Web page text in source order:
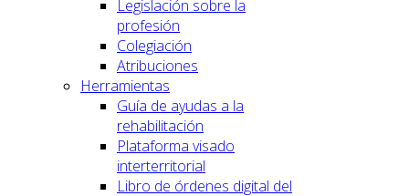
Legislación sobre la
profesión
Colegiación
Atribuciones
Herramientas
Guía de ayudas a la
rehabilitación
Plataforma visado
interterritorial
Libro de órdenes digital del